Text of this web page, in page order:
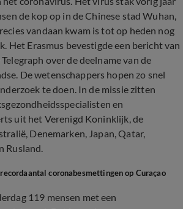
de kop op in de Chinese stad Wuhan,
vandaan kwam is tot op heden nog
Het Erasmus bevestigde een bericht van
over de deelname van de
De wetenschappers hopen zo snel
te doen. In de missie zitten
en
uit het Verenigd Koninklijk, de
Denemarken, Japan, Qatar,
Rusland.
coronabesmettingen op Curaçao
119 mensen met een